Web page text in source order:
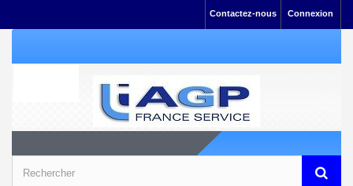
Connexion
Contactez-nous